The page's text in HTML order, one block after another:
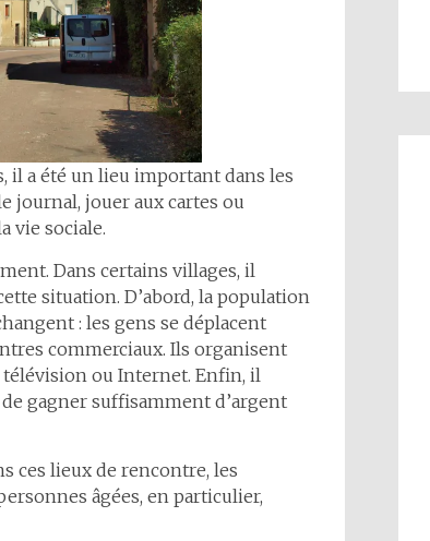
il a été un lieu important dans les
journal, jouer aux cartes ou
vie sociale.
Dans certains villages, il
situation. D’abord, la population
: les gens se déplacent
commerciaux. Ils organisent
télévision ou Internet. Enfin, il
gagner suffisamment d’argent
ces lieux de rencontre, les
âgées, en particulier,